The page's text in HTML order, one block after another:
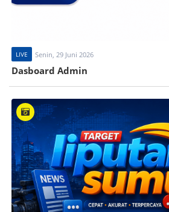
LIVE Senin, 29 Juni 2026
Dasboard Admin